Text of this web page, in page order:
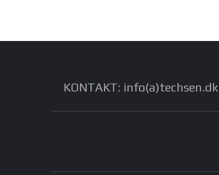
KONTAKT: info(a)techsen.dk